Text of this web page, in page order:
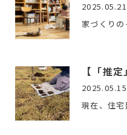
2025.05.21
2025.05.15